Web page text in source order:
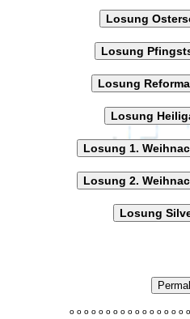
Losung
Losung
Losung
Losung
Losung 1.
Losung 2.
Losung
o o o o o o o o o o o o o o o o o